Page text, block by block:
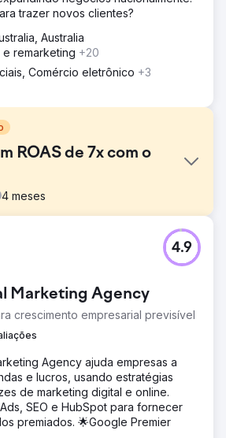
trazer novos clientes?
Australia
e remarketing +20
Comércio eletrônico +3
ROAS de 7x com o
4 meses
de moda lançou anúncios pagos
baixas taxas de conversão
Seu feed de produtos era mal
não eram segmentadas por
de produto.
campanhas de compras Pmax,
de marca e listas de remarketing.
os títulos e descrições dos produtos
o GA4 para um melhor
conversões.
Marketing Agency
crescimento empresarial previsível
4.9
Agency ajuda empresas a
e lucros, usando estratégias
de marketing digital e online.
SEO e HubSpot para fornecer
premiados. 🌟Google Premier